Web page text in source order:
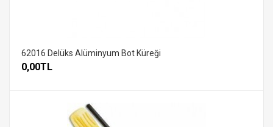
62016 Delüks Alüminyum Bot Küreği
0,00TL